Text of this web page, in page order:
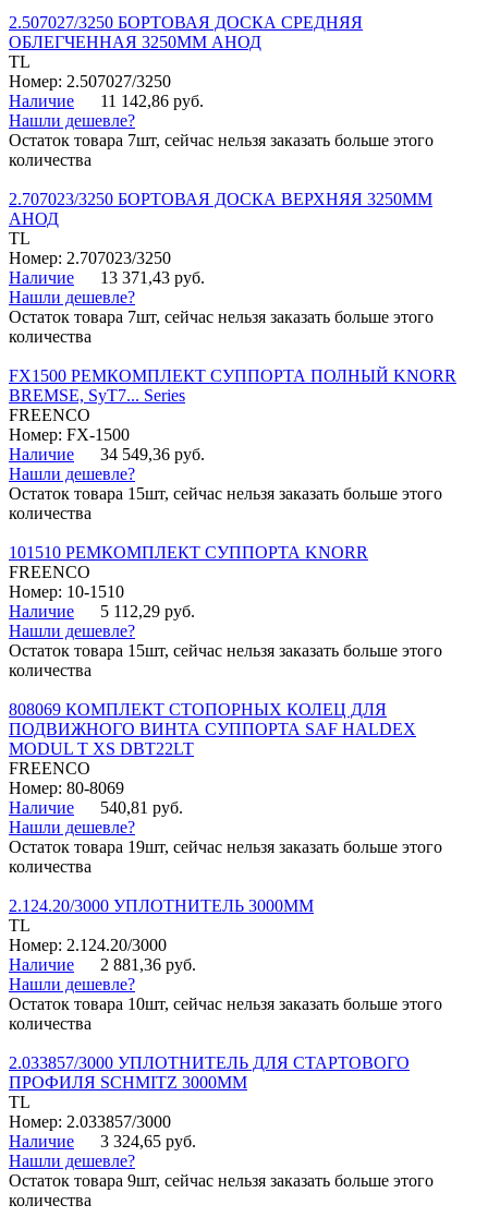
2.507027/3250 БОРТОВАЯ ДОСКА СРЕДНЯЯ
ОБЛЕГЧЕННАЯ 3250ММ АНОД
TL
Номер: 2.507027/3250
Наличие
11 142,86 руб.
Нашли дешевле?
Остаток товара 7шт, сейчас нельзя заказать больше этого
количества
2.707023/3250 БОРТОВАЯ ДОСКА ВЕРХНЯЯ 3250ММ
АНОД
TL
Номер: 2.707023/3250
Наличие
13 371,43 руб.
Нашли дешевле?
Остаток товара 7шт, сейчас нельзя заказать больше этого
количества
FX1500 РЕМКОМПЛЕКТ СУППОРТА ПОЛНЫЙ KNORR
BREMSE, SyT7... Series
FREENCO
Номер: FX-1500
Наличие
34 549,36 руб.
Нашли дешевле?
Остаток товара 15шт, сейчас нельзя заказать больше этого
количества
101510 РЕМКОМПЛЕКТ СУППОРТА KNORR
FREENCO
Номер: 10-1510
Наличие
5 112,29 руб.
Нашли дешевле?
Остаток товара 15шт, сейчас нельзя заказать больше этого
количества
808069 КОМПЛЕКТ СТОПОРНЫХ КОЛЕЦ ДЛЯ
ПОДВИЖНОГО ВИНТА СУППОРТА SAF HALDEX
MODUL T XS DBT22LT
FREENCO
Номер: 80-8069
Наличие
540,81 руб.
Нашли дешевле?
Остаток товара 19шт, сейчас нельзя заказать больше этого
количества
2.124.20/3000 УПЛОТНИТЕЛЬ 3000ММ
TL
Номер: 2.124.20/3000
Наличие
2 881,36 руб.
Нашли дешевле?
Остаток товара 10шт, сейчас нельзя заказать больше этого
количества
2.033857/3000 УПЛОТНИТЕЛЬ ДЛЯ СТАРТОВОГО
ПРОФИЛЯ SCHMITZ 3000ММ
TL
Номер: 2.033857/3000
Наличие
3 324,65 руб.
Нашли дешевле?
Остаток товара 9шт, сейчас нельзя заказать больше этого
количества